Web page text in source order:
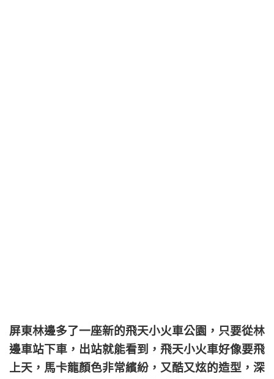
屏東林邊多了一座新的飛天小火車公園，只要從林
邊車站下車，出站就能看到，飛天小火車好像要飛
上天，馬卡龍顏色非常繽紛，又酷又炫的造型，深